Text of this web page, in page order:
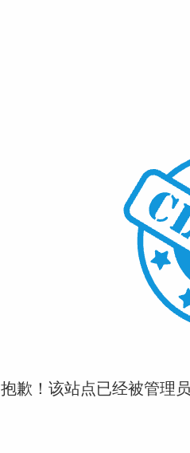
抱歉！该站点已经被管理